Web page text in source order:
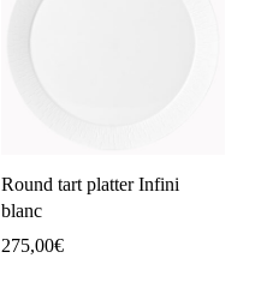
Round tart platter Infini
blanc
275,00€